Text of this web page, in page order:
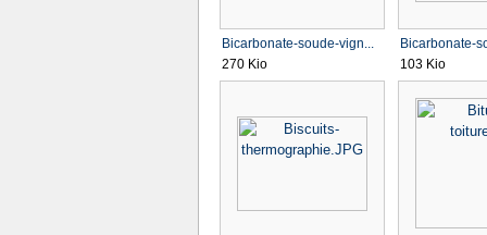
Bicarbonate-soude-vign...
270 Kio
Bicarbonate-
103 Kio